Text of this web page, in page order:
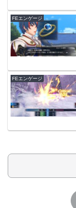
FEエンゲージ
FEエンゲージ